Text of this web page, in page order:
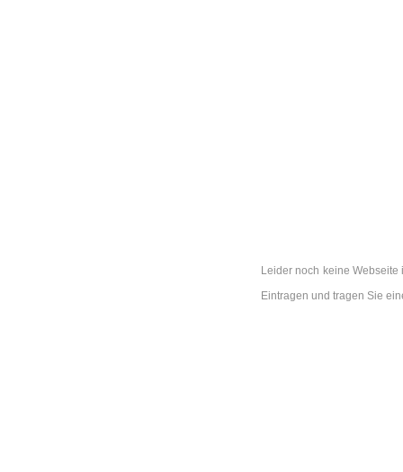
Leider noch keine
Eintragen und tragen Sie